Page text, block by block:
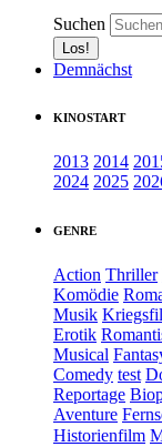
Suchen
Demnächst
KINOSTART
2013 2014
2024 2025
GENRE
Action Thriller
Komödie
Musik
Erotik
Musical
Comedy test
Reportage
Aventure
Historienfilm